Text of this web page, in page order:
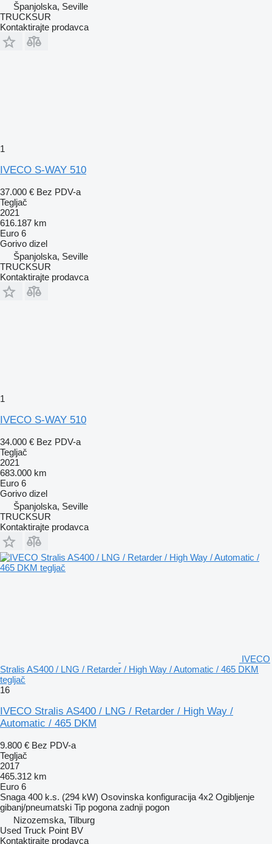
Španjolska, Seville
TRUCKSUR
Kontaktirajte prodavca
1
IVECO S-WAY 510
37.000 € Bez PDV-a
Tegljač
2021
616.187 km
Euro 6
Gorivo dizel
Španjolska, Seville
TRUCKSUR
Kontaktirajte prodavca
1
IVECO S-WAY 510
34.000 € Bez PDV-a
Tegljač
2021
683.000 km
Euro 6
Gorivo dizel
Španjolska, Seville
TRUCKSUR
Kontaktirajte prodavca
IVECO
Stralis AS400 / LNG / Retarder / High Way / Automatic / 465 DKM
tegljač
16
IVECO Stralis AS400 / LNG / Retarder / High Way /
Automatic / 465 DKM
9.800 € Bez PDV-a
Tegljač
2017
465.312 km
Euro 6
Snaga 400 k.s. (294 kW) Osovinska konfiguracija 4x2 Ogibljenje
gibanj/pneumatski Tip pogona zadnji pogon
Nizozemska, Tilburg
Used Truck Point BV
Kontaktirajte prodavca